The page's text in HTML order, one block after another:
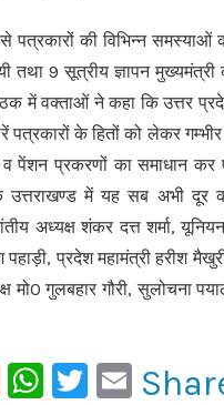
पत्रकारों की विभिन्न समस्याओं
तथा 9 सूत्रीय ज्ञापन मुख्यमंत्री
में वक्ताओं ने कहा कि उत्तर
पत्रकारों के हितों को लेकर
पेंशन प्रकरणों का समाधान कर
उत्तराखण्ड में यह सब अभी दूर
अध्यक्ष शंकर दत्त शर्मा,
प्रदेश महामंत्री हरीश
मो0 गुलबहार गौरी, सुलोचना
WhatsApp
Twitter
Email